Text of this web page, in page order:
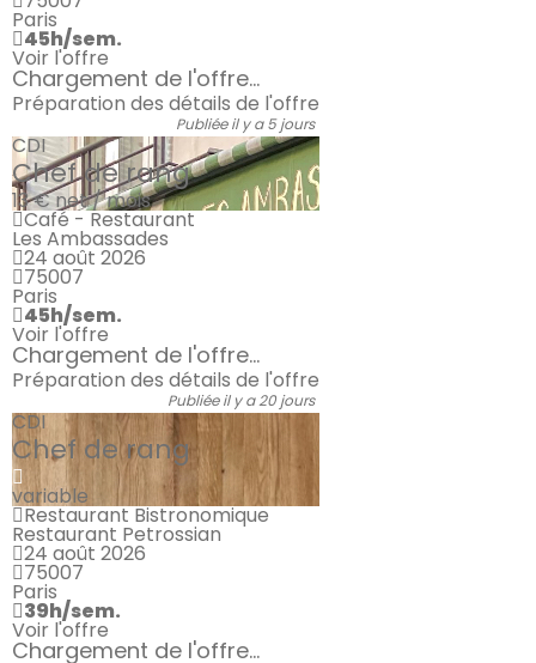
Paris
45h/sem.
Voir l'offre
Chargement de l'offre...
Préparation des détails de l'offre
Publiée il y a 5 jours
CDI
Chef de rang
13 €net / mois
Café - Restaurant
Les Ambassades
24 août 2026
75007
Paris
45h/sem.
Voir l'offre
Chargement de l'offre...
Préparation des détails de l'offre
Publiée il y a 20 jours
CDI
Chef de rang
variable
Restaurant Bistronomique
Restaurant Petrossian
24 août 2026
75007
Paris
39h/sem.
Voir l'offre
Chargement de l'offre...